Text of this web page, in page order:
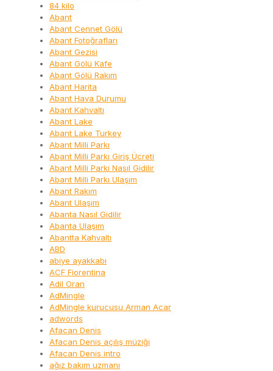
84 kilo
Abant
Abant Cennet Gölü
Abant Fotoğrafları
Abant Gezisi
Abant Gölü Kafe
Abant Gölü Rakım
Abant Harita
Abant Hava Durumu
Abant Kahvaltı
Abant Lake
Abant Lake Turkey
Abant Milli Parkı
Abant Milli Parkı Giriş Ücreti
Abant Milli Parkı Nasıl Gidilir
Abant Milli Parkı Ulaşım
Abant Rakım
Abant Ulaşım
Abanta Nasıl Gidilir
Abanta Ulaşım
Abantta Kahvaltı
ABD
abiye ayakkabı
ACF Fiorentina
Adil Oran
AdMingle
AdMingle kurucusu Arman Acar
adwords
Afacan Denis
Afacan Denis açılış müziği
Afacan Denis intro
ağız bakım uzmanı